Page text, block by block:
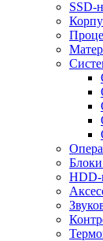
SSD-
HDD-